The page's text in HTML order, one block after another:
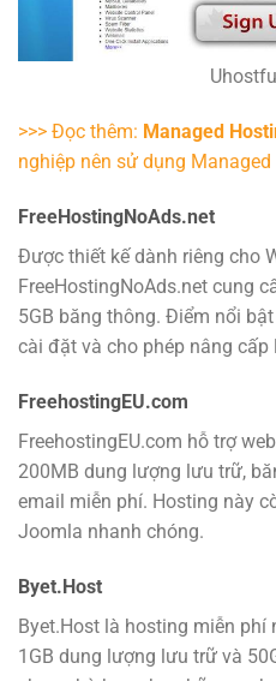
>>> Đọc thêm: Managed
nghiệp nên sử dụng
FreeHostingNoAds.net
Được thiết kế dành riêng cho
FreeHostingNoAds.net cung
5GB băng thông. Điểm nổi
cài đặt và cho phép nâng cấp
FreehostingEU.com
FreehostingEU.com hỗ trợ
200MB dung lượng lưu trữ,
email miễn phí. Hosting này
Joomla nhanh chóng.
Byet.Host
Byet.Host là hosting miễn phí
1GB dung lượng lưu trữ và